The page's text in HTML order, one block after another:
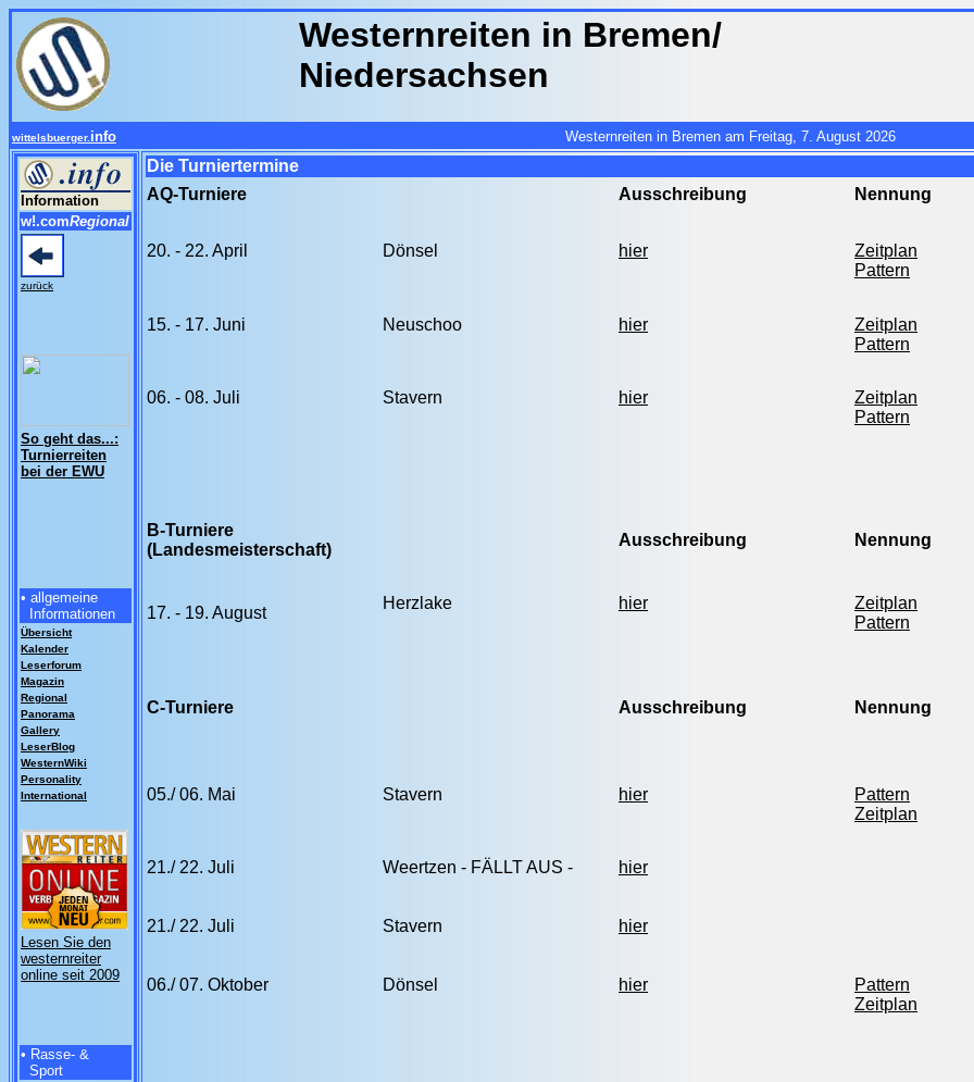
Westernreiten in Bremen/
Niedersachsen
wittelsbuerger. info Westernreiten in Bremen am Freitag, 7. August 2026
Information
w!.comRegional
zurück
So geht das...:
Turnierreiten
bei der EWU
• allgemeine
Informationen
Übersicht
Kalender
Leserforum
Magazin
Regional
Panorama
Gallery
LeserBlog
WesternWiki
Personality
International
Lesen Sie den
westernreiter
online seit 2009
• Rasse- &
Sport
Die Turniertermine
AQ-Turniere
Ausschreibung Nennung
20. - 22. April Dönsel hier
Zeitplan
Pattern
15. - 17. Juni Neuschoo hier
Zeitplan
Pattern
06. - 08. Juli Stavern hier
Zeitplan
Pattern
B-Turniere
(Landesmeisterschaft)
Ausschreibung Nennung
17. - 19. August
Herzlake hier
Zeitplan
Pattern
C-Turniere Ausschreibung Nennung
05./ 06. Mai Stavern hier
Pattern
Zeitplan
21./ 22. Juli Weertzen - FÄLLT AUS - hier
21./ 22. Juli Stavern hier
06./ 07. Oktober Dönsel hier
Pattern
Zeitplan